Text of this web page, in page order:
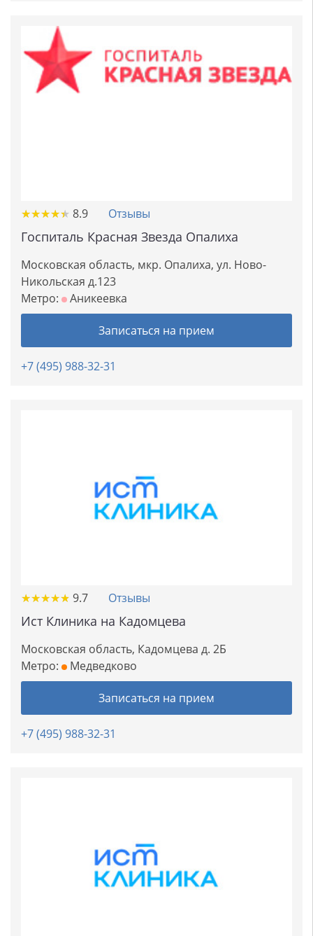
★★★★★
★★★★★ 8.9 Отзывы
Госпиталь Красная Звезда Опалиха
Московская область, мкр. Опалиха, ул. Ново-
Никольская д.123
Метро:
Аникеевка
Записаться на прием
+7 (495) 988-32-31
★★★★★
★★★★★ 9.7 Отзывы
Ист Клиника на Кадомцева
Московская область, Кадомцева д. 2Б
Метро:
Медведково
Записаться на прием
+7 (495) 988-32-31